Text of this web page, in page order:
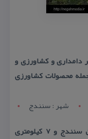
دامداری و كشاورزی و
محصولات كشاورزی
شهر : سنندج
آدرس : در ۳۵ كیلومتری شهرستان سنندج و ۷ كیلومتری